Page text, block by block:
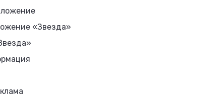
«Звезда»